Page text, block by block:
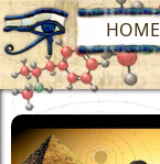
HOME